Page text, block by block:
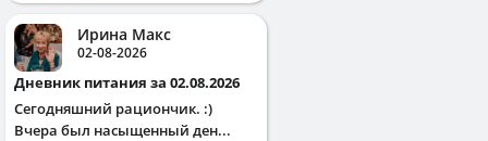
Ирина Макс
02-08-2026
Дневник питания за 02.08.2026
Сегодняшний рациончик. :)
Вчера был насыщенный ден...